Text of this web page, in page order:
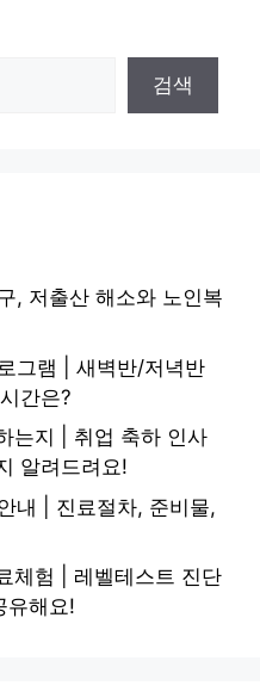
검색
, 저출산 해소와 노인복
그램 | 새벽반/저녁반
간은?
는지 | 취업 축하 인사
알려드려요!
내 | 진료절차, 준비물,
체험 | 레벨테스트 진단
유해요!